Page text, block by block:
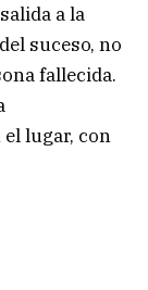
a la
suceso, no
fallecida.
lugar, con